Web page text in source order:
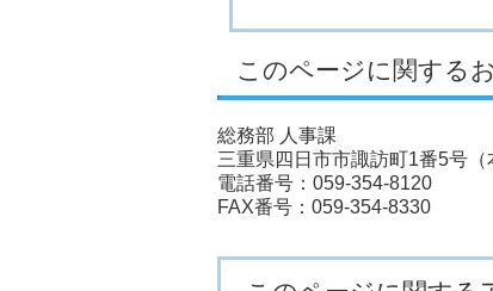
このページに関する
総務部 人事課
三重県四日市市諏訪町1番5号（
電話番号：059-354-8120
FAX番号：059-354-8330